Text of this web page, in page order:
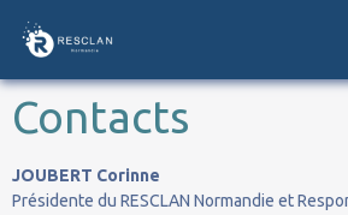
Contacts
JOUBERT Corinne
Présidente du RESCLAN Normandie et